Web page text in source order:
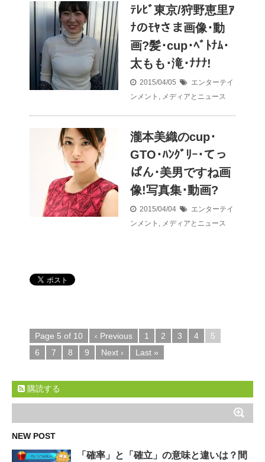
ﾃﾚﾋﾞ東京/狩野恵里ｱ
ﾅのﾓﾔさま画像･動
画?髪･cup･ﾍﾞﾄﾅﾑ･
太もも･滝･ﾅﾅﾅ!
2015/04/05
エンターテイ
ンメント , メディアとニュース
瀧本美織のcup･
GTO･ﾊﾝｸﾞﾘｰ･てっ
ぱん･美男ですね画
像!写真集･動画?
2015/04/04
エンターテイ
ンメント , メディアとニュース
Page 5 of 10 ‹ Previous 1 2 3 4
5
6
7 8 9 Next › Last »
購読する
NEW POST
「確率」と「確立」の意味と違いは？間